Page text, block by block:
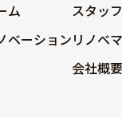
ム
ベーション
スタッ
リノベ
会社概要